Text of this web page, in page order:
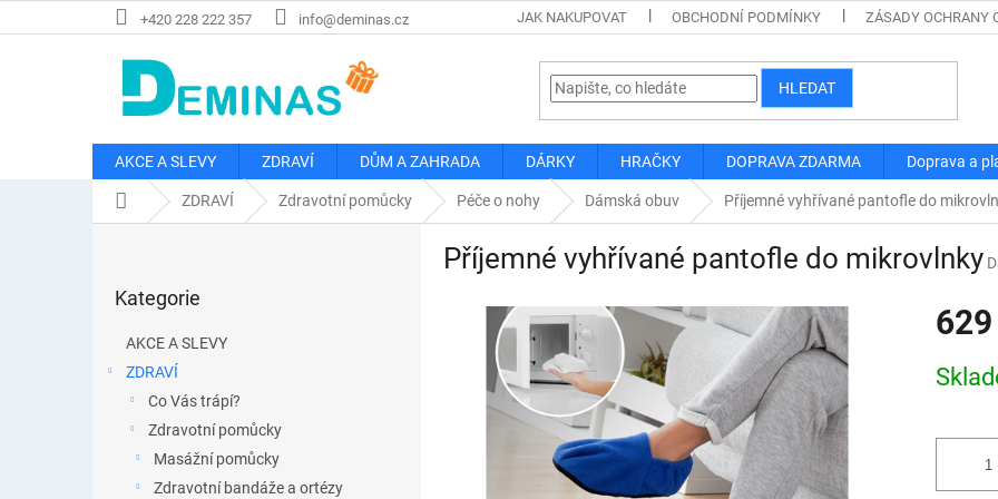
na
+420 228 222 357 info@deminas.cz JAK NAKUPOVAT OBCHODNÍ PODMÍNKY ZÁSADY OCHRANY
HLEDAT
AKCE A SLEVY ZDRAVÍ DŮM A ZAHRADA DÁRKY HRAČKY DOPRAVA ZDARMA Doprava a
Domů ZDRAVÍ Zdravotní pomůcky Péče o nohy Dámská obuv Příjemné vyhřívané pantofle do
kategorie
Kategorie
AKCE A SLEVY
ZDRAVÍ
Co Vás trápí?
Zdravotní pomůcky
Masážní pomůcky
Zdravotní bandáže a ortézy
Příjemné vyhřívané pantofle do mikrovlnky
cena: